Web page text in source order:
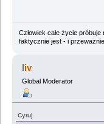
Człowiek całe życie
faktycznie jest - i
liv
Global Moderator
Cytuj